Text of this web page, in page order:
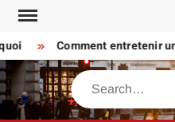
Skip
contentComment entretenir une
Search